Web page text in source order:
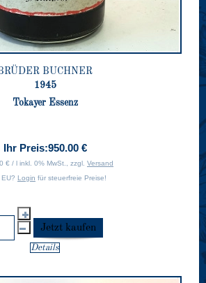
BUCHNER
1945
Tokayer Essenz
Ihr Preis:950.00 €
€ / l inkl. 0% MwSt., zzgl. Versand
EU? Login für steuerfreie Preise!
Details